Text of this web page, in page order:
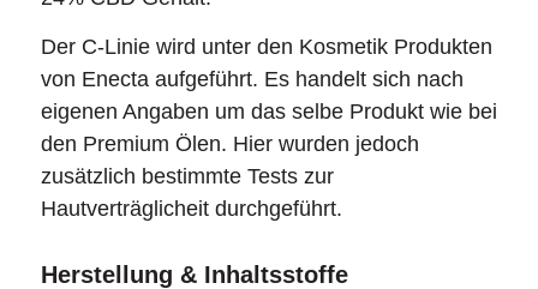
Der C-Linie wird unter den Kosmetik Produkten
von Enecta aufgeführt. Es handelt sich nach
eigenen Angaben um das selbe Produkt wie bei
den Premium Ölen. Hier wurden jedoch
zusätzlich bestimmte Tests zur
Hautverträglicheit durchgeführt.
Herstellung & Inhaltsstoffe